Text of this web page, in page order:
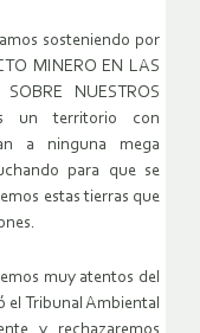
sosteniendo por
MINERO EN LAS
NUESTROS
un territorio con
a ninguna mega
para que se
estas tierras que
muy atentos del
Tribunal Ambiental